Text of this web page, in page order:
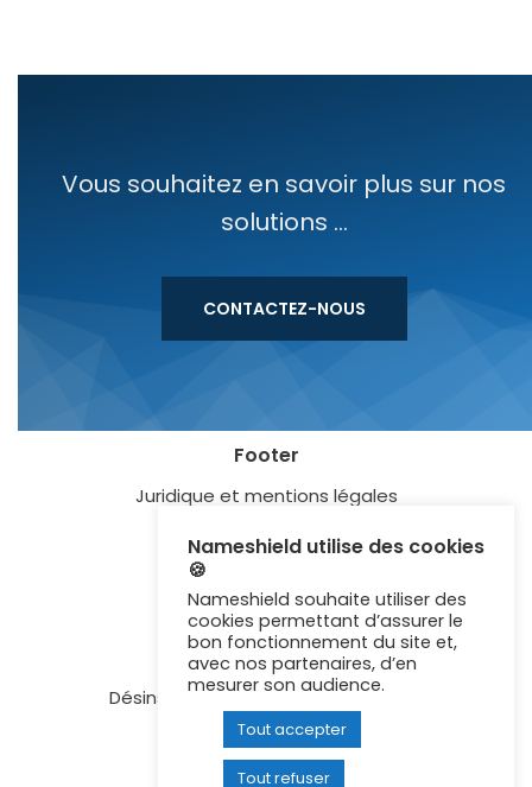
Vous souhaitez en savoir plus sur nos
solutions ...
CONTACTEZ-NOUS
Footer
Juridique et mentions légales
Blog
Certification ISO 27001
Newsletter
Désinscription aux communications
Contactez-nous
Recrutement
Nameshield utilise des cookies
🍪
Nameshield souhaite utiliser des
cookies permettant d’assurer le
bon fonctionnement du site et,
avec nos partenaires, d’en
mesurer son audience.
Tout accepter
Tout refuser